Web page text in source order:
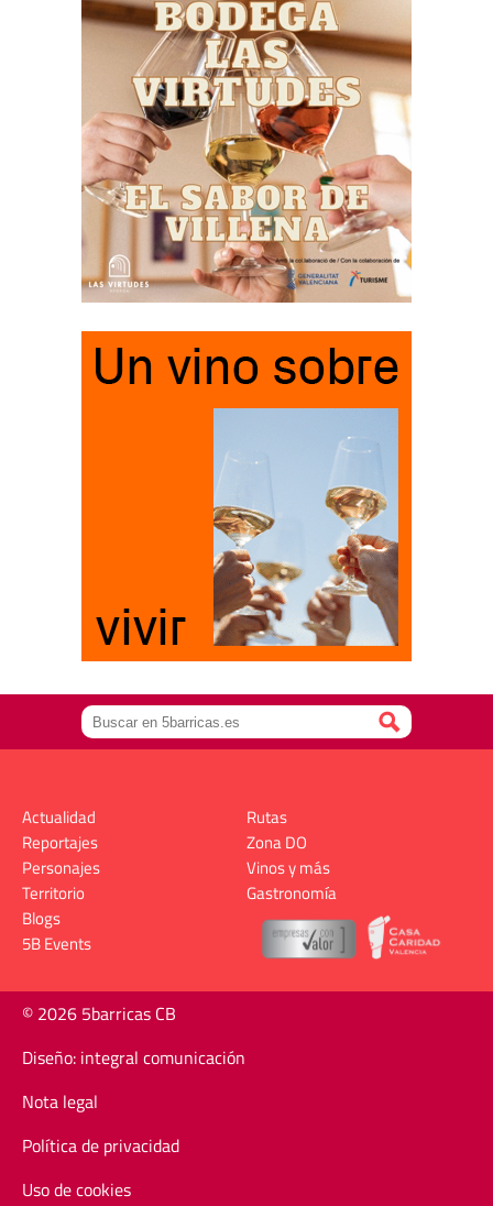
Actualidad
Reportajes
Personajes
Territorio
Rutas
Zona DO
Vinos y más
Gastronomía
Blogs
5B Events
© 2026 5barricas CB
Diseño: integral comunicación
Nota legal
Política de privacidad
Uso de cookies